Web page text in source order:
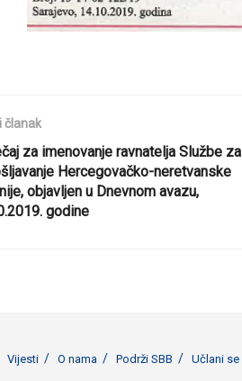
članak
za imenovanje ravnatelja Službe za
Hercegovačko-neretvanske
objavljen u Dnevnom avazu,
godine
Vijesti O nama Podrži SBB Učlani se